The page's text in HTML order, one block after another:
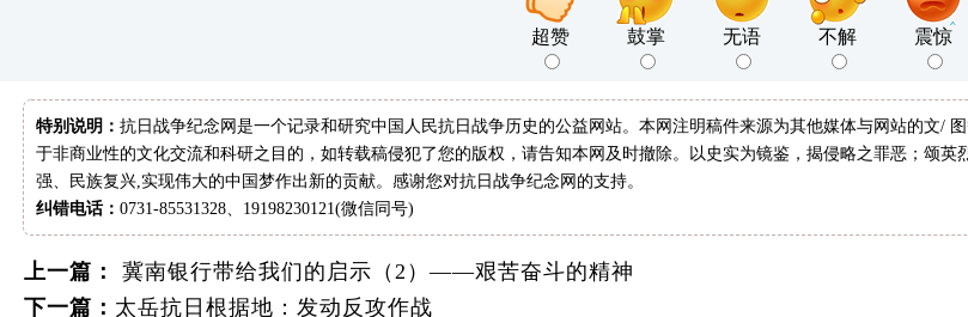
超赞 鼓掌 无语 不解 震惊
特别说明： 抗日战争纪念网是一个记录和研究中国人民抗日战争历史的公益网站。本网注明稿件来源为其他媒体与网站的文/
于非商业性的文化交流和科研之目的，如转载稿侵犯了您的版权，请告知本网及时撤除。以史实为镜鉴，揭侵略之罪恶；颂
强、民族复兴,实现伟大的中国梦作出新的贡献。感谢您对抗日战争纪念网的支持。
纠错电话： 0731-85531328、19198230121(微信同号)
上一篇：
冀南银行带给我们的启示（2）——艰苦奋斗的精神
下一篇： 太岳抗日根据地：发动反攻作战